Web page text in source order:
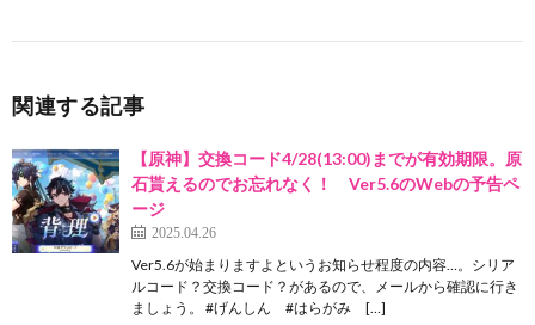
関連する記事
【原神】交換コード4/28(13:00)までが有効期限。原
石貰えるのでお忘れなく！ Ver5.6のWebの予告ペ
ージ
2025.04.26
Ver5.6が始まりますよというお知らせ程度の内容…。シリア
ルコード？交換コード？があるので、メールから確認に行き
ましょう。 #げんしん #はらがみ […]